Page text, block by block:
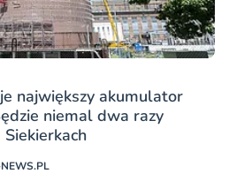
największy akumulator
niemal dwa razy